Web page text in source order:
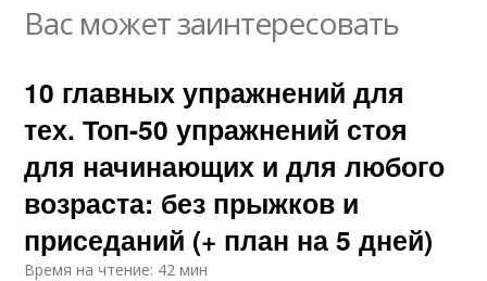
Вас может заинтересовать
10 главных упражнений для
тех. Топ-50 упражнений стоя
для начинающих и для любого
возраста: без прыжков и
приседаний (+ план на 5 дней)
Время на чтение: 42 мин